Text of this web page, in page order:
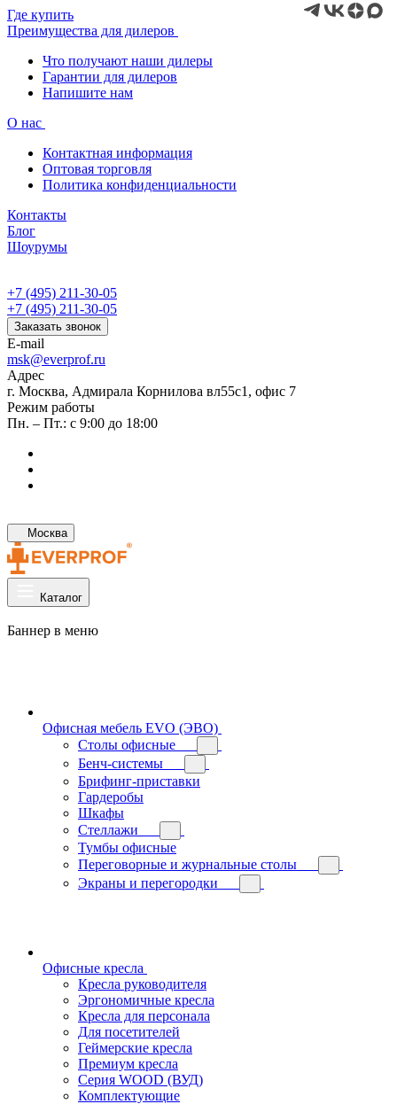
Где купить
Преимущества для дилеров
Что получают наши дилеры
Гарантии для дилеров
Напишите нам
О нас
Контактная информация
Оптовая торговля
Политика конфиденциальности
Контакты
Блог
Шоурумы
+7 (495) 211-30-05
+7 (495) 211-30-05
Заказать звонок
E-mail
msk@everprof.ru
Адрес
г. Москва, Адмирала Корнилова вл55с1, офис 7
Режим работы
Пн. – Пт.: с 9:00 до 18:00
Москва
Каталог
Баннер в меню
Офисная мебель EVO (ЭВО)
Cтолы офисные
Бенч-системы
Брифинг-приставки
Гардеробы
Шкафы
Стеллажи
Тумбы офисные
Переговорные и журнальные столы
Экраны и перегородки
Офисные кресла
Кресла руководителя
Эргономичные кресла
Кресла для персонала
Для посетителей
Геймерские кресла
Премиум кресла
Серия WOOD (ВУД)
Комплектующие